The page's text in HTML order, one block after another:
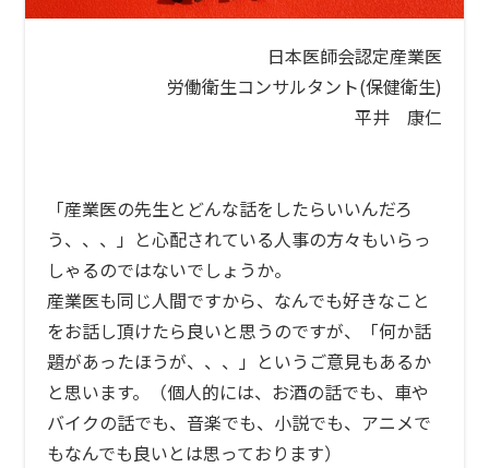
日本医師会認定産業医
労働衛生コンサルタント(保健衛生)
平井 康仁
「産業医の先生とどんな話をしたらいいんだろ
う、、、」と心配されている人事の方々もいらっ
しゃるのではないでしょうか。
産業医も同じ人間ですから、なんでも好きなこと
をお話し頂けたら良いと思うのですが、「何か話
題があったほうが、、、」というご意見もあるか
と思います。（個人的には、お酒の話でも、車や
バイクの話でも、音楽でも、小説でも、アニメで
もなんでも良いとは思っております）